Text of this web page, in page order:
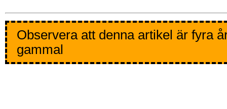
Observera att denna artikel är fyra
gammal